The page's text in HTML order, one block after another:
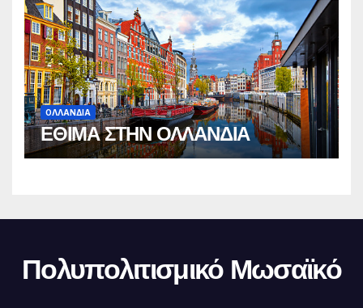
ΟΛΛΑΝΔΙΑ
ΕΘΙΜΑ ΣΤΗΝ ΟΛΛΑΝΔΙΑ
Πολυπολιτισμικό Μωσαϊκό